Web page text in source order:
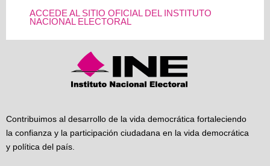
ACCEDE AL SITIO OFICIAL DEL INSTITUTO
NACIONAL ELECTORAL
Contribuimos al desarrollo de la vida democrática fortaleciendo
la confianza y la participación ciudadana en la vida democrática
y política del país.